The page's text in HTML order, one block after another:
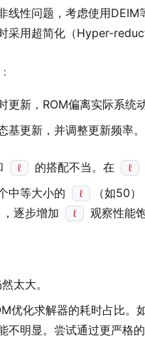
线性问题，考虑使用
采用超简化（Hyper-
：
更新，ROM偏离实际系统
基更新，并调整更新频率。
ℓ 的搭配不当。在 ℓ
中等大小的 ℓ
（如50
，逐步增加 ℓ 观察性能
太大。
优化求解器的耗时占比。
不明显。尝试通过更严格